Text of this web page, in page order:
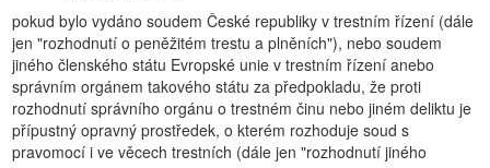
pokud bylo vydáno soudem České republiky v trestním řízení (dále
jen "rozhodnutí o peněžitém trestu a plněních"), nebo soudem
jiného členského státu Evropské unie v trestním řízení anebo
správním orgánem takového státu za předpokladu, že proti
rozhodnutí správního orgánu o trestném činu nebo jiném deliktu je
přípustný opravný prostředek, o kterém rozhoduje soud s
pravomocí i ve věcech trestních (dále jen "rozhodnutí jiného